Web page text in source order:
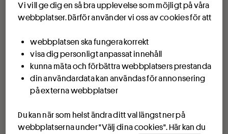
Vi vill ge dig en så bra upplevelse som möjligt på våra
webbplatser. Därför använder vi oss av cookies för att
webbplatsen ska fungera korrekt
visa dig personligt anpassat innehåll
kunna mäta och förbättra webbplatsers prestanda
din användardata kan användas för annonsering
på externa webbplatser
Du kan när som helst ändra ditt val längst ner på
webbplatserna under "Välj dina cookies". Här kan du